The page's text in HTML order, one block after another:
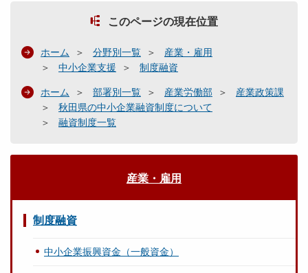
このページの現在位置
ホーム 分野別一覧
産業・雇用
中小企業支援
制度融資
ホーム 部署別一覧 産業労働部
産業政策課
秋田県の中小企業融資制度について
融資制度一覧
産業・雇用
制度融資
中小企業振興資金（一般資金）